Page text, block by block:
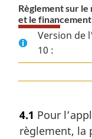
Règlement sur
et le
Version de
10 :
4.1 Pour
règlement, la